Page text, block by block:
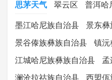
思茅天气 翠云区 普洱哈
墨江哈尼族自治县 景东彝
景谷傣族彝族自治县 镇沅
江城哈尼族彝族自治县 孟
澜沧拉祜族自治县 西盟佤